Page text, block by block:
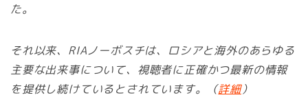
た。
それ以来、RIAノーボスチは、ロシアと海外のあらゆる
主要な出来事について、視聴者に正確かつ最新の情報
を提供し続けているとされています。（詳細）